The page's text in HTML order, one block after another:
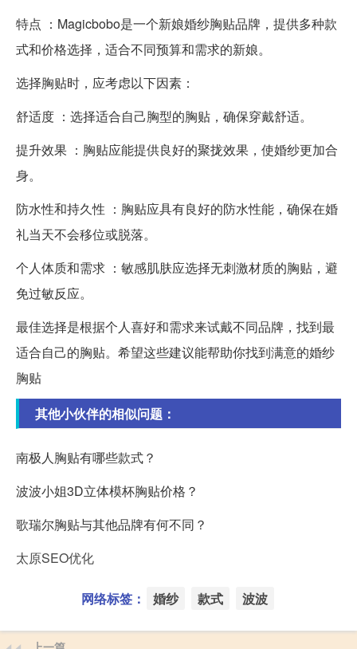
特点 ：Magicbobo是一个新娘婚纱胸贴品牌，提供多种款
式和价格选择，适合不同预算和需求的新娘。
选择胸贴时，应考虑以下因素：
舒适度 ：选择适合自己胸型的胸贴，确保穿戴舒适。
提升效果 ：胸贴应能提供良好的聚拢效果，使婚纱更加合
身。
防水性和持久性 ：胸贴应具有良好的防水性能，确保在婚
礼当天不会移位或脱落。
个人体质和需求 ：敏感肌肤应选择无刺激材质的胸贴，避
免过敏反应。
最佳选择是根据个人喜好和需求来试戴不同品牌，找到最
适合自己的胸贴。希望这些建议能帮助你找到满意的婚纱
胸贴
其他小伙伴的相似问题：
南极人胸贴有哪些款式？
波波小姐3D立体模杯胸贴价格？
歌瑞尔胸贴与其他品牌有何不同？
太原SEO优化
网络标签： 婚纱 款式 波波